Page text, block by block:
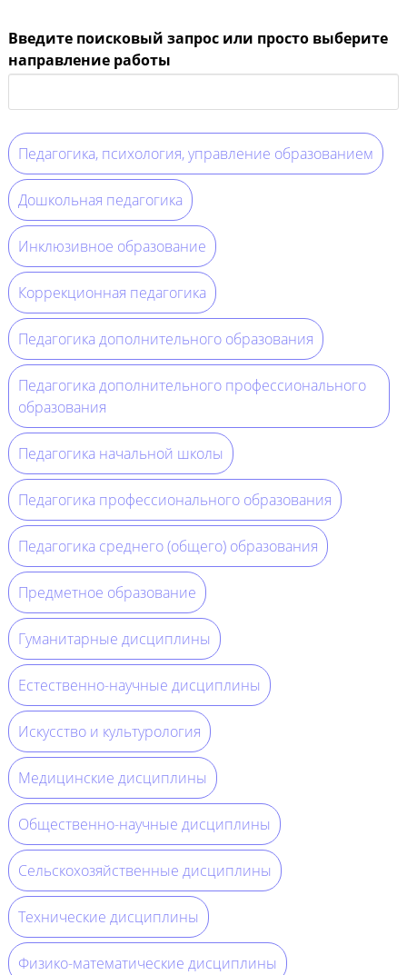
Введите поисковый запрос или просто выберите
направление работы
Педагогика, психология, управление образованием
Дошкольная педагогика
Инклюзивное образование
Коррекционная педагогика
Педагогика дополнительного образования
Педагогика дополнительного профессионального
образования
Педагогика начальной школы
Педагогика профессионального образования
Педагогика среднего (общего) образования
Предметное образование
Гуманитарные дисциплины
Естественно-научные дисциплины
Искусство и культурология
Медицинские дисциплины
Общественно-научные дисциплины
Сельскохозяйственные дисциплины
Технические дисциплины
Физико-математические дисциплины